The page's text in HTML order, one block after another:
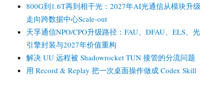
800G到1.6T再到相干光：2027年AI光通信从模块升级
走向跨数据中心Scale-out
天孚通信NPO/CPO升级路径：FAU、DFAU、ELS、光
引擎封装与2027年价值重构
解决 UU 远程被 Shadowrocket TUN 接管的分流问题
用 Record & Replay 把一次桌面操作做成 Codex Skill